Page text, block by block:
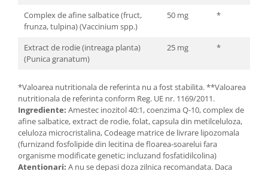
Complex de afine salbatice (fruct,
frunza, tulpina) (Vaccinium spp.)
50 mg *
Extract de rodie (intreaga planta)
(Punica granatum)
25 mg *
*Valoarea nutritionala de referinta nu a fost stabilita. **Valoarea
nutritionala de referinta conform Reg. UE nr. 1169/2011.
Ingrediente: Amestec inozitol 40:1, coenzima Q-10, complex de
afine salbatice, extract de rodie, folat, capsula din metilceluloza,
celuloza microcristalina, Codeage matrice de livrare lipozomala
(furnizand fosfolipide din lecitina de floarea-soarelui fara
organisme modificate genetic; incluzand fosfatidilcolina)
Atentionari: A nu se depasi doza zilnica recomandata. Daca